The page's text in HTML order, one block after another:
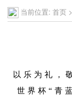
当前位置: 首页
以乐为礼
世界杯“青